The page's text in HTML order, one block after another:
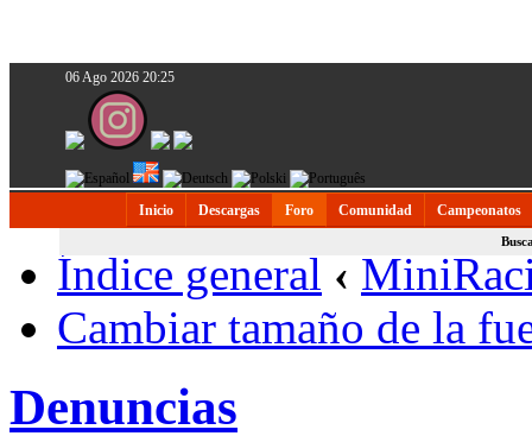
06 Ago 2026 20:25
Inicio Descargas Foro Comunidad Campeonatos
Índice general ‹
Cambiar tamaño de la
Denuncias